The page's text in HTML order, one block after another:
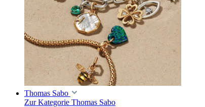
Thomas Sabo
Zur Kategorie Thomas Sabo